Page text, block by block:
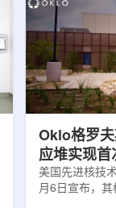
取线上线下结
分科研人员和
授长期从事肿
开发研究，已
篇同行评议期
放射性药物相
款自研放射性
Oklo格罗
应堆实现首
美国先进核技
月6日宣布，
反应堆已在低